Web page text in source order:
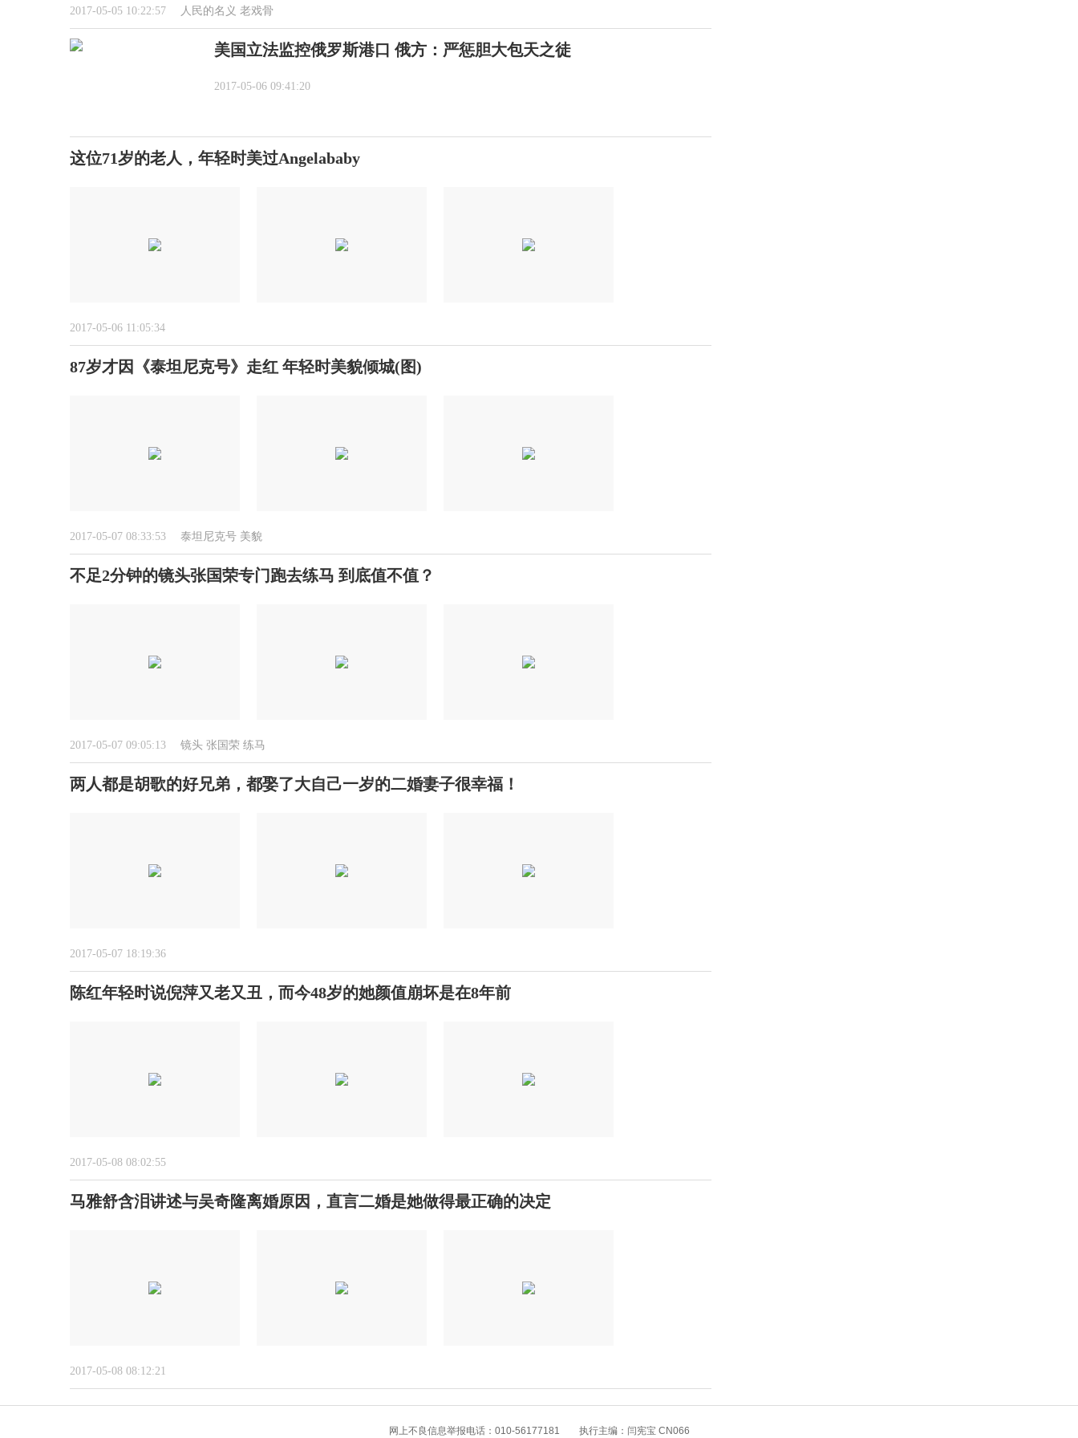
2017-05-05 10:22:57 人民的名义 老戏骨
美国立法监控俄罗斯港口 俄方：严惩胆大包天之徒
2017-05-06 09:41:20
这位71岁的老人，年轻时美过Angelababy
2017-05-06 11:05:34
87岁才因《泰坦尼克号》走红 年轻时美貌倾城(图)
2017-05-07 08:33:53 泰坦尼克号 美貌
不足2分钟的镜头张国荣专门跑去练马 到底值不值？
2017-05-07 09:05:13 镜头 张国荣 练马
两人都是胡歌的好兄弟，都娶了大自己一岁的二婚妻子很幸福！
2017-05-07 18:19:36
陈红年轻时说倪萍又老又丑，而今48岁的她颜值崩坏是在8年前
2017-05-08 08:02:55
马雅舒含泪讲述与吴奇隆离婚原因，直言二婚是她做得最正确的决定
2017-05-08 08:12:21
网上不良信息举报电话：010-56177181 执行主编：闫宪宝 CN066